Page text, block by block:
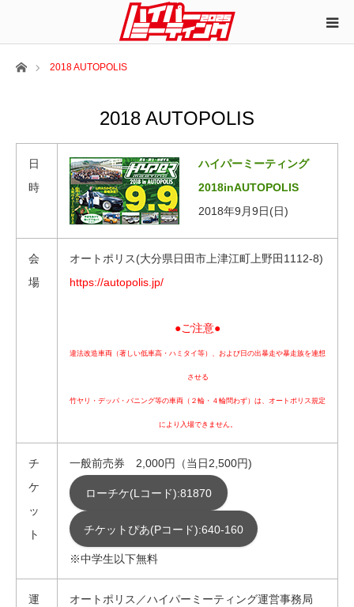
ホーム2018 AUTOPOLIS
2018 AUTOPOLIS
日
時
ハイパーミーティング
2018inAUTOPOLIS
2018年9月9日(日)
会
場
オートポリス(大分県日田市上津江町上野田1112-8)
https://autopolis.jp/
●ご注意●
違法改造車両（著しい低車高・ハミタイ等）、および日の出暴走や暴走族を連想
させる
竹ヤリ・デッパ・バニング等の車両（２輪・４輪問わず）は、オートポリス規定
により入場できません。
チ
ケ
ッ
ト
一般前売券 2,000円（当日2,500円)
ローチケ(Lコード):81870
チケットぴあ(Pコード):640-160
※中学生以下無料
運
オートポリス／ハイパーミーティング運営事務局